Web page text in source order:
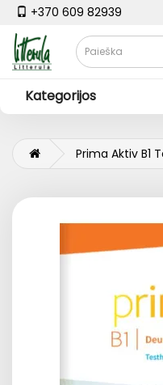
+370 609 82939
Kategorijos
Prima Aktiv B1